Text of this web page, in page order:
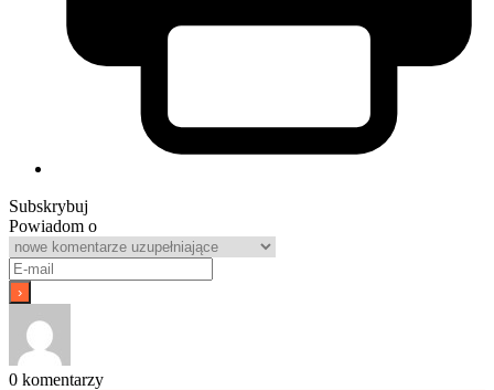
Subskrybuj
Powiadom o
0 komentarzy